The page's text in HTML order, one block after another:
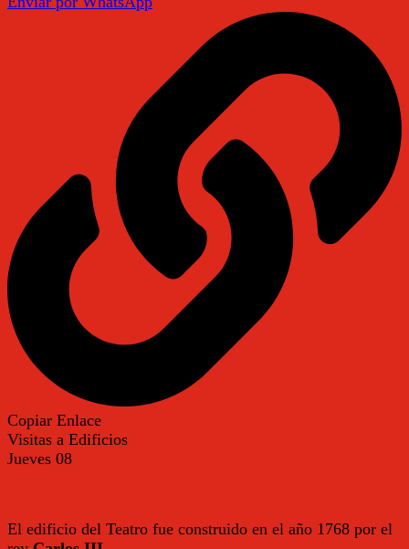
Copiar Enlace
Visitas a Edificios
Jueves 08
El edificio del Teatro fue construido en el año 1768 por el